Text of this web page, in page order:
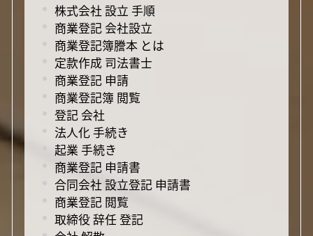
株式会社 設立 手順
商業登記 会社設立
商業登記簿謄本 とは
定款作成 司法書士
商業登記 申請
商業登記簿 閲覧
登記 会社
法人化 手続き
起業 手続き
商業登記 申請書
合同会社 設立登記 申請書
商業登記 閲覧
取締役 辞任 登記